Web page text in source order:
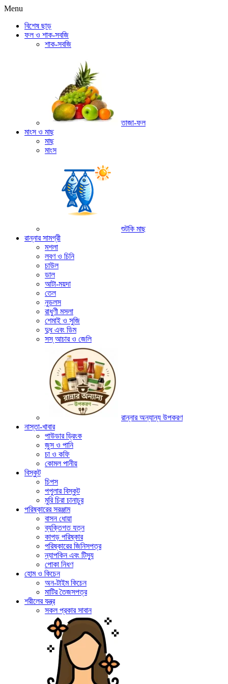
Menu
বিশেষ ছাড়
ফল ও শাক-সবজি
শাক-সবজি
তাজা-ফল
মাংস ও মাছ
মাছ
মাংস
শুটকি মাছ
রান্নার সামগ্রী
মশলা
লবণ ও চিনি
চাউল
ডাল
আটা-ময়দা
তেল
নুডলস
রাধুণী মসলা
শেমাই ও সুজি
দুধ এবং ডিম
সস্ আচার ও জেলি
রান্নার অন্যান্য উপকরণ
নাস্তা-খাবার
পাউডার ড্রিংক
জুস ও পানি
চা ও কফি
কোমল পানীয়
বিস্কুট
চিপস
পপুলার বিস্কুট
মুরি চিরা চানাচুর
পরিষ্কারের সরঞ্জাম
বাসন ধোয়া
ব্যক্তিগত যত্ন
কাপড় পরিষ্কার
পরিষ্কারের জিনিসপত্র
ন্যাপকিন এবং টিস্যু
পোকা নিধণ
হোম ও কিচেন
অন-টাইম কিচেন
মাটির তৈজসপত্র
শরীলের যন্ত্র
সকল প্রকার সাবান